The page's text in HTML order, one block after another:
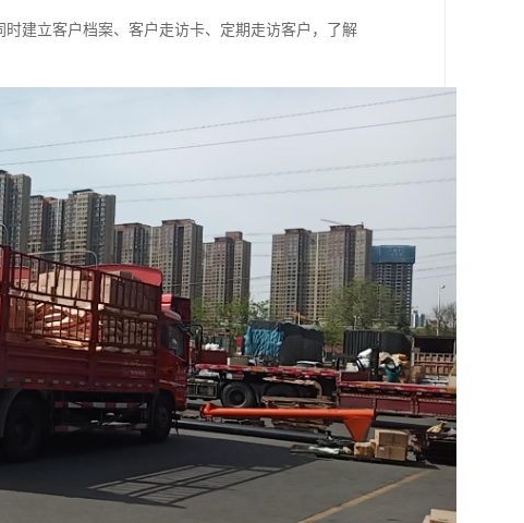
建立客户档案、客户走访卡、定期走访客户，了解